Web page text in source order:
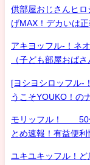
供部屋おじさんヒ
げMAX！デカいは
アキヨッフル-！ネ
（子ども部屋おば
[ヨシヨシロッフル-
うこそYOUKO！の
モリッフル！ 50代
とめ速報！有益便
ユキユキッフル！